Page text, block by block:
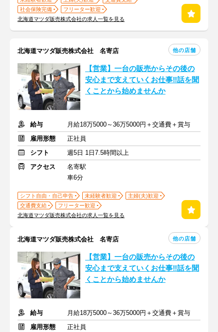
社会保険完備
フリーター歓迎
北海道マツダ販売株式会社の求人一覧を見る
北海道マツダ販売株式会社 名寄店 他の店舗
【営業】一台の販売からその後の
安心まで支えていくお仕事‼話を聞
くことから始めませんか
給与
月給18万5000～36万5000円＋交通費＋賞与
雇用形態
正社員
シフト
週5日 1日7.5時間以上
アクセス
名寄駅
車6分
シフト自由・自己申告 未経験者歓迎
主婦(夫)歓迎
交通費支給
フリーター歓迎
北海道マツダ販売株式会社の求人一覧を見る
北海道マツダ販売株式会社 名寄店 他の店舗
【営業】一台の販売からその後の
安心まで支えていくお仕事‼話を聞
くことから始めませんか
給与
月給18万5000～36万5000円＋交通費＋賞与
雇用形態
正社員